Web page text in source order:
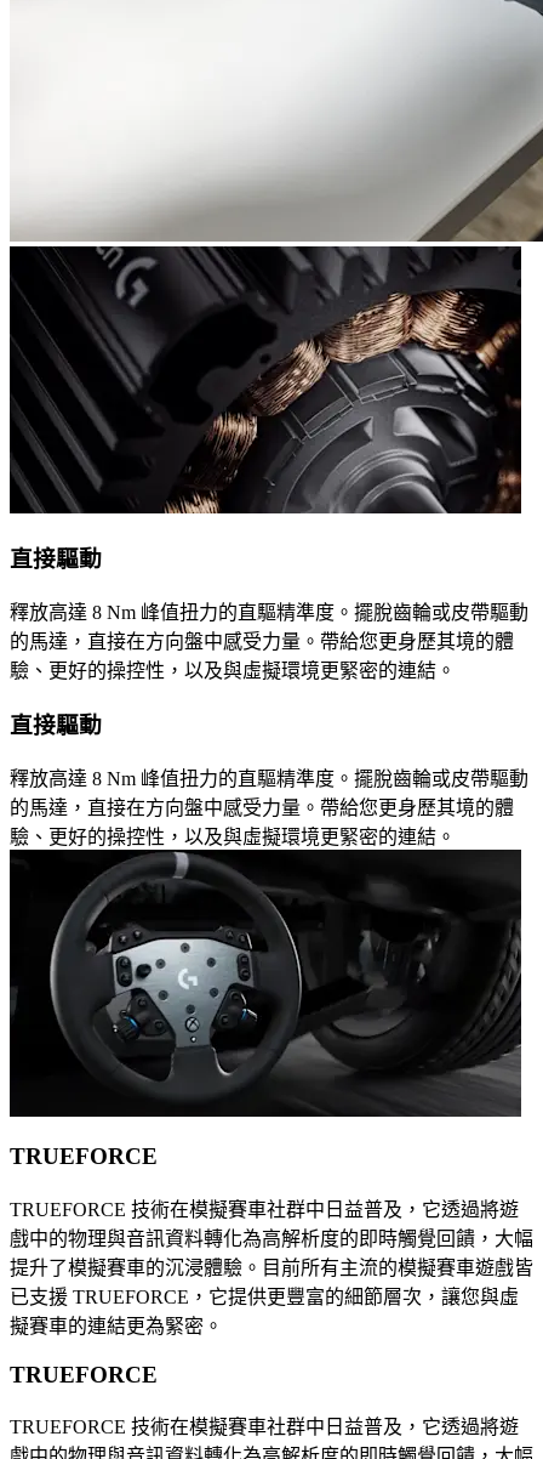
直接驅動
釋放高達 8 Nm 峰值扭力的直驅精準度。擺脫齒輪或皮帶驅動
的馬達，直接在方向盤中感受力量。帶給您更身歷其境的體
驗、更好的操控性，以及與虛擬環境更緊密的連結。
直接驅動
釋放高達 8 Nm 峰值扭力的直驅精準度。擺脫齒輪或皮帶驅動
的馬達，直接在方向盤中感受力量。帶給您更身歷其境的體
驗、更好的操控性，以及與虛擬環境更緊密的連結。
TRUEFORCE
TRUEFORCE 技術在模擬賽車社群中日益普及，它透過將遊
戲中的物理與音訊資料轉化為高解析度的即時觸覺回饋，大幅
提升了模擬賽車的沉浸體驗。目前所有主流的模擬賽車遊戲皆
已支援 TRUEFORCE，它提供更豐富的細節層次，讓您與虛
擬賽車的連結更為緊密。
TRUEFORCE
TRUEFORCE 技術在模擬賽車社群中日益普及，它透過將遊